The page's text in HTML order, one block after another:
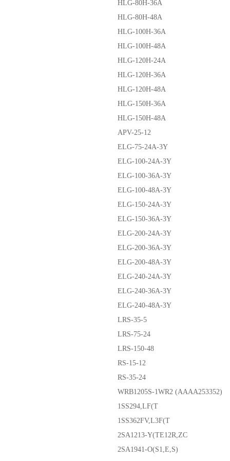
HLG-80H-36A
HLG-80H-48A
HLG-100H-36A
HLG-100H-48A
HLG-120H-24A
HLG-120H-36A
HLG-120H-48A
HLG-150H-36A
HLG-150H-48A
APV-25-12
ELG-75-24A-3Y
ELG-100-24A-3Y
ELG-100-36A-3Y
ELG-100-48A-3Y
ELG-150-24A-3Y
ELG-150-36A-3Y
ELG-200-24A-3Y
ELG-200-36A-3Y
ELG-200-48A-3Y
ELG-240-24A-3Y
ELG-240-36A-3Y
ELG-240-48A-3Y
LRS-35-5
LRS-75-24
LRS-150-48
RS-15-12
RS-35-24
WRB1205S-1WR2 (AAAA253352)
1SS294,LF(T
1SS362FV,L3F(T
2SA1213-Y(TE12R,ZC
2SA1941-O(S1,E,S)